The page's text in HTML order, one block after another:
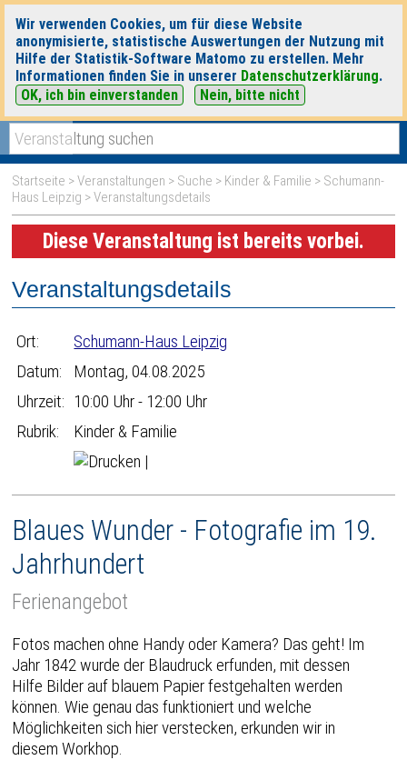
Wir verwenden Cookies, um für diese Website
anonymisierte, statistische Auswertungen der Nutzung mit
Hilfe der Statistik-Software Matomo zu erstellen. Mehr
Informationen finden Sie in unserer Datenschutzerklärung.
OK, ich bin einverstanden
Nein, bitte nicht
heute|morgen|
Startseite >Veranstaltungen > Suche > Kinder & Familie > Schumann-
Haus Leipzig > Veranstaltungsdetails
Diese Veranstaltung ist bereits vorbei.
Veranstaltungsdetails
Ort:
Schumann-Haus Leipzig
Datum:
Montag, 04.08.2025
Uhrzeit: 10:00 Uhr - 12:00 Uhr
Rubrik:
Kinder & Familie
|
Blaues Wunder - Fotografie im 19.
Jahrhundert
Ferienangebot
Fotos machen ohne Handy oder Kamera? Das geht! Im
Jahr 1842 wurde der Blaudruck erfunden, mit dessen
Hilfe Bilder auf blauem Papier festgehalten werden
können. Wie genau das funktioniert und welche
Möglichkeiten sich hier verstecken, erkunden wir in
diesem Workhop.